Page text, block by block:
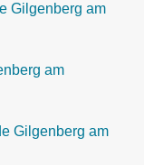
Gilgenberg am
am
Gilgenberg am